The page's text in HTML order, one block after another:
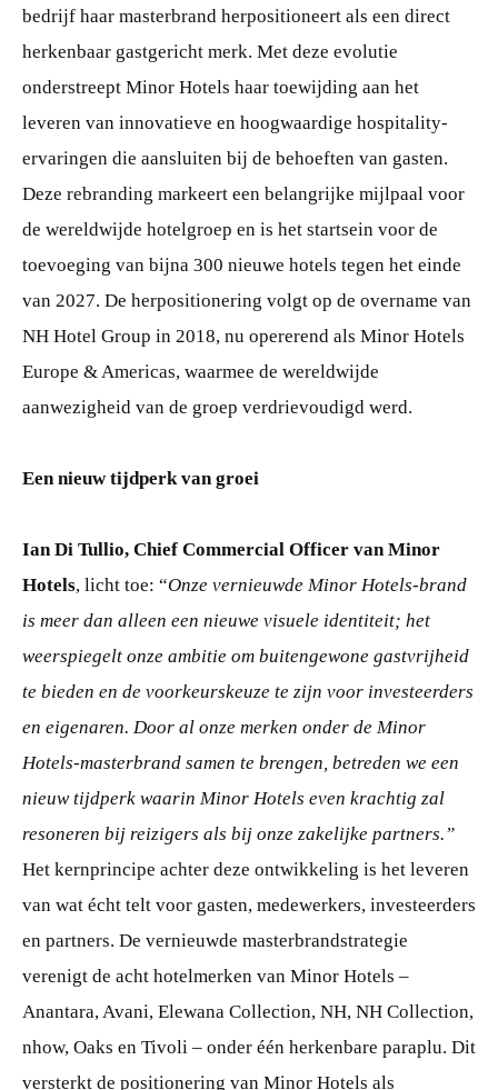
bedrijf haar masterbrand herpositioneert als een direct
herkenbaar gastgericht merk. Met deze evolutie
onderstreept Minor Hotels haar toewijding aan het
leveren van innovatieve en hoogwaardige hospitality-
ervaringen die aansluiten bij de behoeften van gasten.
Deze rebranding markeert een belangrijke mijlpaal voor
de wereldwijde hotelgroep en is het startsein voor de
toevoeging van bijna 300 nieuwe hotels tegen het einde
van 2027. De herpositionering volgt op de overname van
NH Hotel Group in 2018, nu opererend als Minor Hotels
Europe & Americas, waarmee de wereldwijde
aanwezigheid van de groep verdrievoudigd werd.
Een nieuw tijdperk van groei
Ian Di Tullio, Chief Commercial Officer van Minor
Hotels, licht toe: “Onze vernieuwde Minor Hotels-brand
is meer dan alleen een nieuwe visuele identiteit; het
weerspiegelt onze ambitie om buitengewone gastvrijheid
te bieden en de voorkeurskeuze te zijn voor investeerders
en eigenaren. Door al onze merken onder de Minor
Hotels-masterbrand samen te brengen, betreden we een
nieuw tijdperk waarin Minor Hotels even krachtig zal
resoneren bij reizigers als bij onze zakelijke partners.”
Het kernprincipe achter deze ontwikkeling is het leveren
van wat écht telt voor gasten, medewerkers, investeerders
en partners. De vernieuwde masterbrandstrategie
verenigt de acht hotelmerken van Minor Hotels –
Anantara, Avani, Elewana Collection, NH, NH Collection,
nhow, Oaks en Tivoli – onder één herkenbare paraplu. Dit
versterkt de positionering van Minor Hotels als